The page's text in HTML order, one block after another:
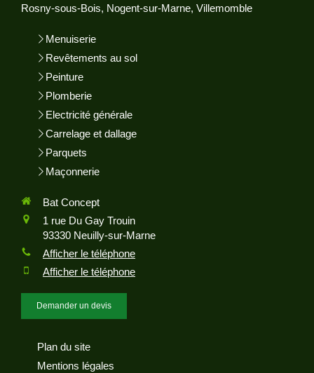
Rosny-sous-Bois, Nogent-sur-Marne, Villemomble
Menuiserie
Revêtements au sol
Peinture
Plomberie
Electricité générale
Carrelage et dallage
Parquets
Maçonnerie
Bat Concept
1 rue Du Gay Trouin
93330 Neuilly-sur-Marne
Afficher le téléphone
Afficher le téléphone
Demander un devis
Plan du site
Mentions légales